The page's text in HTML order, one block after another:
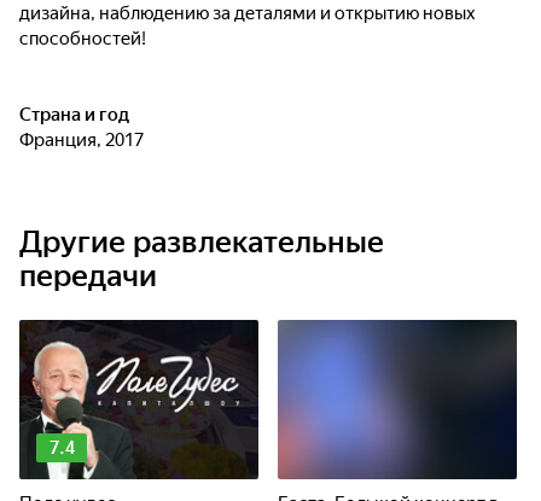
дизайна, наблюдению за деталями и открытию новых
способностей!
Страна и год
Франция, 2017
Другие развлекательные
передачи
7.4